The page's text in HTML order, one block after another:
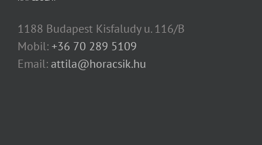
1188 Budapest Kisfaludy u. 116/B
Mobil:+36 70 289 5109
Email: attila@horacsik.hu